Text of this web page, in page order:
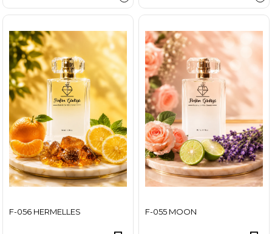
F-056 HERMELLES F-055 MOON